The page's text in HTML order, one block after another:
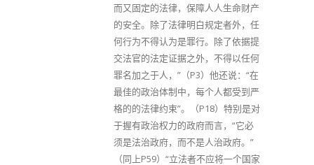
而又固定的法律，保障人人生命财产
的安全。除了法律明白规定者外，任
何行为不得认为是罪行。除了依据提
交法官的法定证据之外，不得以任何
罪名加之于人，”（P3）他还说：“在
最佳的政治体制中，每个人都受到严
格的的法律约束”。（P18）特别是对
于握有政治权力的政府而言，“它必
须是法治政府，而不是人治政府。”
（同上P59）“立法者不应将一个国家